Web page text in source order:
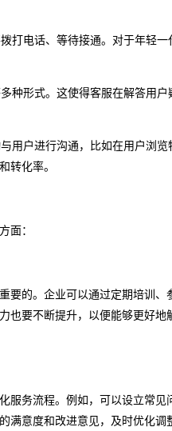
打电话、等待接通。对于年轻
种形式。这使得客服在解答用
用户进行沟通，比如在用户浏
转化率。
面：
的。企业可以通过定期培训
也要不断提升，以便能够更好
务流程。例如，可以设立常
意度和改进意见，及时优化调